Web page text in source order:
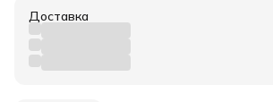
Доставка